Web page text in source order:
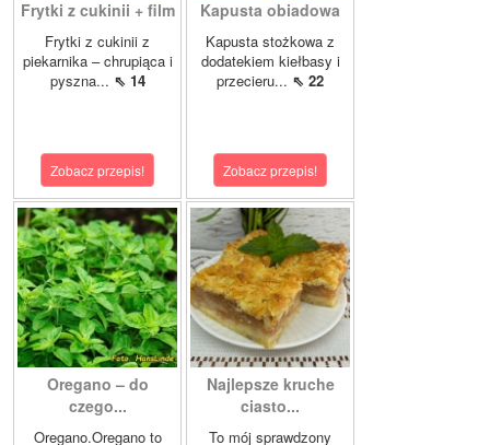
Frytki z cukinii + film
Frytki z cukinii z
piekarnika – chrupiąca i
pyszna... ⇖ 14
Zobacz przepis!
Kapusta obiadowa
Kapusta stożkowa z
dodatekiem kiełbasy i
przecieru... ⇖ 22
Zobacz przepis!
Oregano – do
czego...
Oregano.Oregano to
Najlepsze kruche
ciasto...
To mój sprawdzony